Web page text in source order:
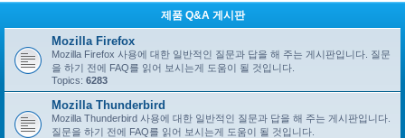
제품 Q&A 게시판
Mozilla Firefox
Mozilla Firefox 사용에 대한 일반적인 질문과 답을 해 주는 게시판입니다. 질문
을 하기 전에 FAQ를 읽어 보시는게 도움이 될 것입니다.
Topics: 6283
Mozilla Thunderbird
Mozilla Thunderbird 사용에 대한 일반적인 질문과 답을 해 주는 게시판입니다.
질문을 하기 전에 FAQ를 읽어 보시는게 도움이 될 것입니다.